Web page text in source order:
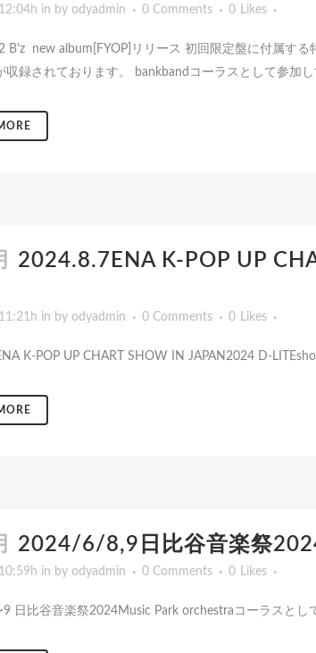
in by odyadmin 0 Comments 0 Likes
B'z new album[FYOP]リリース 初回限定盤に付属す
収録されております。 bankbandコーラスとして参加
2024.8.7ENA K-POP UP
in by odyadmin 0 Comments 0 Likes
K-POP UP CHART SHOW IN JAPAN2024 D-
2024/6/8,9日比谷音楽祭
in by odyadmin 0 Comments 0 Likes
9 日比谷音楽祭2024Music Park orchestraコーラスとし